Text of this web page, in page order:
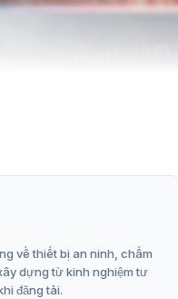
vừa qua. Nhờ vậy có thể
height:
về thiết bị an ninh, chấm
dựng từ kinh nghiệm tư
đăng tải.